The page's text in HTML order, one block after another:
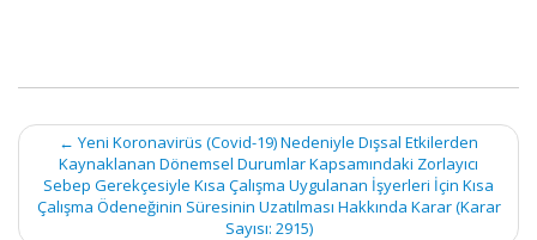
Post
navigation
← Yeni Koronavirüs (Covid-19) Nedeniyle Dışsal Etkilerden
Kaynaklanan Dönemsel Durumlar Kapsamındaki Zorlayıcı
Sebep Gerekçesiyle Kısa Çalışma Uygulanan İşyerleri İçin Kısa
Çalışma Ödeneğinin Süresinin Uzatılması Hakkında Karar (Karar
Sayısı: 2915)